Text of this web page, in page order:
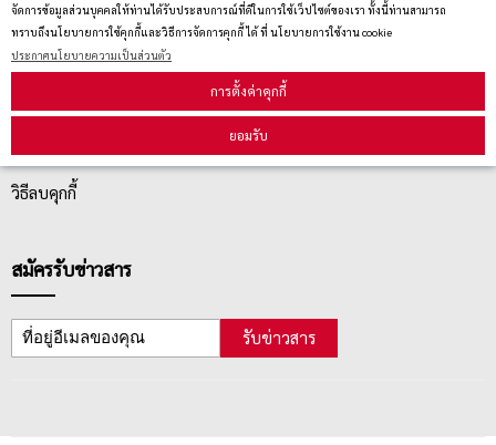
จัดการข้อมูลส่วนบุคคลให้ท่านได้รับประสบการณ์ที่ดีในการใช้เว็ปไซต์ของเรา ทั้งนี้ท่านสามารถ
ทราบถึงนโยบายการใช้คุกกี้และวิธีการจัดการคุกกี้ ได้ ที่ นโยบายการใช้งาน cookie
ประกาศนโยบายความเป็นส่วนตัว
การตั้งค่าคุกกี้
ยอมรับ
บริการลูกค้า
ตรวจสอบสถานะสินค้า
คู่มือนักช้อป
วิธีลบคุกกี้
สมัครรับข่าวสาร
รับข่าวสาร